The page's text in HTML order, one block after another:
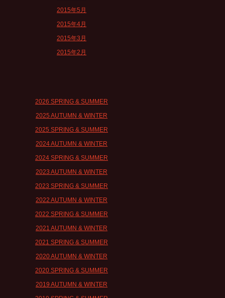
2015年5月
2015年4月
2015年3月
2015年2月
2026 SPRING & SUMMER
2025 AUTUMN & WINTER
2025 SPRING & SUMMER
2024 AUTUMN & WINTER
2024 SPRING & SUMMER
2023 AUTUMN & WINTER
2023 SPRING & SUMMER
2022 AUTUMN & WINTER
2022 SPRING & SUMMER
2021 AUTUMN & WINTER
2021 SPRING & SUMMER
2020 AUTUMN & WINTER
2020 SPRING & SUMMER
2019 AUTUMN & WINTER